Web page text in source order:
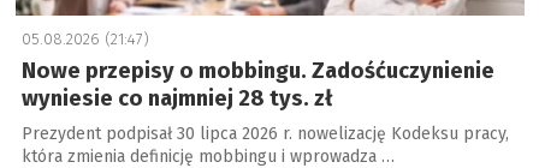
05.08.2026 (21:47)
Nowe przepisy o mobbingu. Zadośćuczynienie
wyniesie co najmniej 28 tys. zł
Prezydent podpisał 30 lipca 2026 r. nowelizację Kodeksu pracy,
która zmienia definicję mobbingu i wprowadza …